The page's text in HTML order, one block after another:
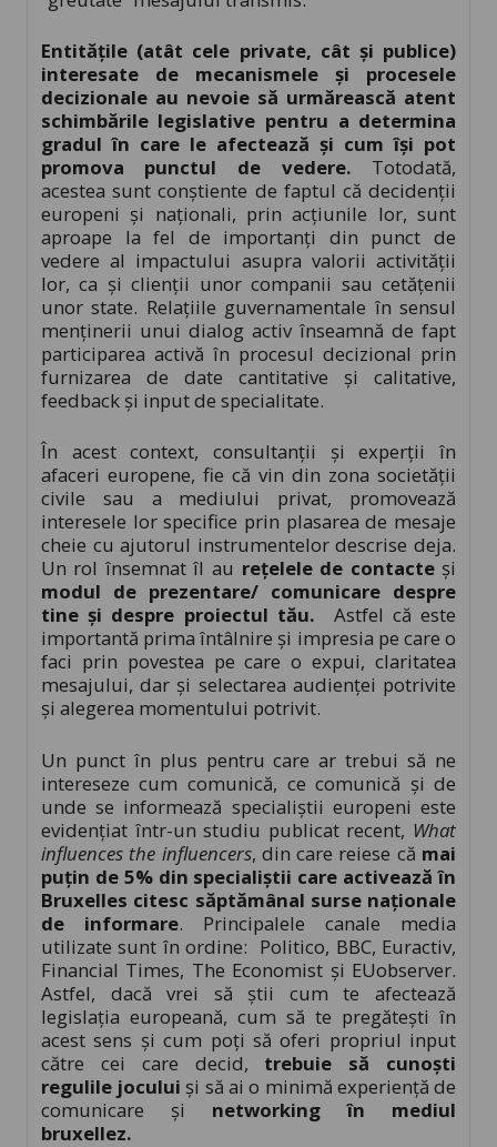
Entitățile (atât cele private, cât și publice)
interesate de mecanismele și procesele
decizionale au nevoie să urmărească atent
schimbările legislative pentru a determina
gradul în care le afectează și cum își pot
promova punctul de vedere. Totodată,
acestea sunt conștiente de faptul că decidenții
europeni și naționali, prin acțiunile lor, sunt
aproape la fel de importanți din punct de
vedere al impactului asupra valorii activității
lor, ca și clienții unor companii sau cetățenii
unor state. Relațiile guvernamentale în sensul
menținerii unui dialog activ înseamnă de fapt
participarea activă în procesul decizional prin
furnizarea de date cantitative și calitative,
feedback și input de specialitate.
În acest context, consultanții și experții în
afaceri europene, fie că vin din zona societății
civile sau a mediului privat, promovează
interesele lor specifice prin plasarea de mesaje
cheie cu ajutorul instrumentelor descrise deja.
Un rol însemnat îl au rețelele de contacte și
modul de prezentare/ comunicare despre
tine și despre proiectul tău. Astfel că este
importantă prima întâlnire și impresia pe care o
faci prin povestea pe care o expui, claritatea
mesajului, dar și selectarea audienței potrivite
și alegerea momentului potrivit.
Un punct în plus pentru care ar trebui să ne
intereseze cum comunică, ce comunică și de
unde se informează specialiștii europeni este
evidențiat într-un studiu publicat recent, What
influences the influencers, din care reiese că mai
puțin de 5% din specialiștii care activează în
Bruxelles citesc săptămânal surse naționale
de informare. Principalele canale media
utilizate sunt în ordine: Politico, BBC, Euractiv,
Financial Times, The Economist și EUobserver.
Astfel, dacă vrei să știi cum te afectează
legislația europeană, cum să te pregătești în
acest sens și cum poți să oferi propriul input
către cei care decid, trebuie să cunoști
regulile jocului și să ai o minimă experiență de
comunicare și networking în mediul
bruxellez.